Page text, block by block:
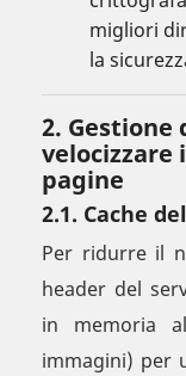
migliori
la
2. Gestione
velocizzare
pagine
2.1. Cache
Per ridurre il
header del
in memoria
immagini) per